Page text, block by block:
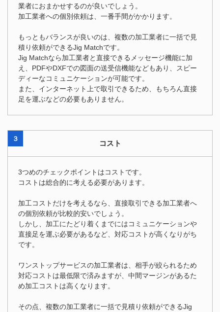
業者におまかせするのが良いでしょう。
加工業者への個別依頼は、一番手間がかかります。
もっともバランスが良いのは、複数の加工業者に一括で見
積り依頼ができるJig Matchです。
Jig Matchなら加工業者と直接できるメッセージ機能に加
え、PDFやDXFでの図面の送受信機能などもあり、スピー
ディーなコミュニケーションが可能です。
また、インターネット上で取引できるため、もちろん直接
足を運ぶなどの必要もありません。
３
コスト
3つめのチェックポイントはコストです。
コストは総合的に考える必要があります。
加工コストだけを考えるなら、直接取引できる加工業者へ
の個別依頼が比較的安いでしょう。
しかし、加工にたどり着くまでにはコミュニケーションや
直接足を運ぶ必要があるなど、対応コストが高くなりがち
です。
ワンストップサービスの加工業者は、相手が絞られるため
対応コストは最低限で済みますが、中間マージンがあるた
め加工コストは高くなります。
その点、複数の加工業者に一括で見積り依頼ができるJig